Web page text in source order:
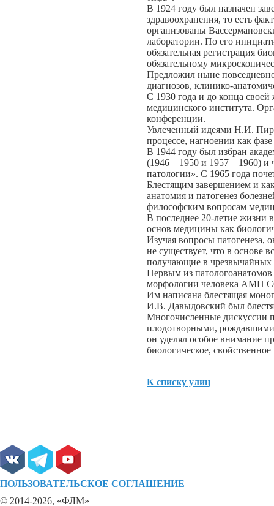
В 1924 году был назначен
здравоохранения, то есть
организованы
лаборатории. По его
обязательная регистрация
обязательному
Предложил ныне
диагнозов, клинико-
С 1930 года и до конца своей
медицинского института.
конференции.
Увлеченный идеями Н.И.
процессе, нагноении как
В 1944 году был избран
(1946—1950 и 1957—1960) и
патологии». С 1965 года
Блестящим завершением и
анатомия и патогенез
философским вопросам
В последнее 20-летие жизни
основ медицины как
Изучая вопросы патогенеза,
не существует, что в основе
получающие в чрезвычайных
Первым из патологоанатомов
морфологии человека АМН
Им написана блестящая
И.В. Давыдовский был
Многочисленные дискуссии
плодотворными,
он уделял особое внимание
биологическое, свойственное
К списку улиц
ПОЛЬЗОВАТЕЛЬСКОЕ СОГЛАШЕНИЕ
© 2014-2026, «ФЛМ»